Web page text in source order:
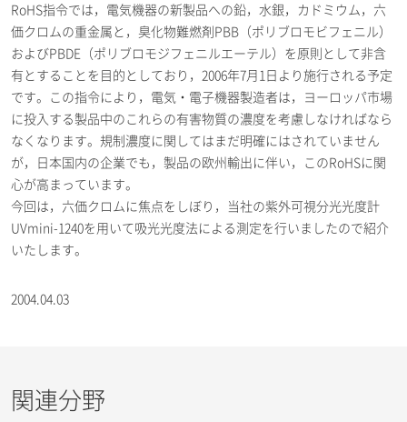
RoHS指令では，電気機器の新製品への鉛，水銀，カドミウム，六
価クロムの重金属と，臭化物難燃剤PBB（ポリブロモビフェニル）
およびPBDE（ポリブロモジフェニルエーテル）を原則として非含
有とすることを目的としており，2006年7月1日より施行される予定
です。この指令により，電気・電子機器製造者は，ヨーロッパ市場
に投入する製品中のこれらの有害物質の濃度を考慮しなければなら
なくなります。規制濃度に関してはまだ明確にはされていません
が，日本国内の企業でも，製品の欧州輸出に伴い，このRoHSに関
心が高まっています。
今回は，六価クロムに焦点をしぼり，当社の紫外可視分光光度計
UVmini-1240を用いて吸光光度法による測定を行いましたので紹介
いたします。
2004.04.03
関連分野